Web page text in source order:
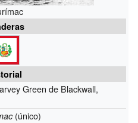
Green de Blackwall,
(único)